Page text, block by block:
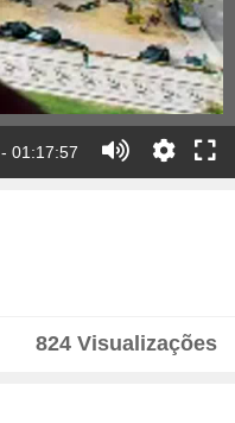
- 01:17:57
824 Visualizações